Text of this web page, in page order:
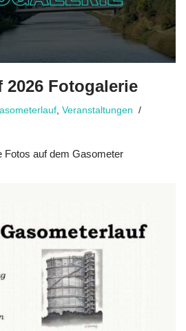
2026 Fotogalerie
Veranstaltungen
Fotos auf dem Gasometer